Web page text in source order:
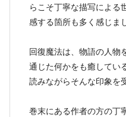
らこそ丁寧な描写による
感する箇所も多く感じま
回復魔法は、物語の人物
通じた何かをも癒してい
読みながらそんな印象を
巻末にある作者の方の丁